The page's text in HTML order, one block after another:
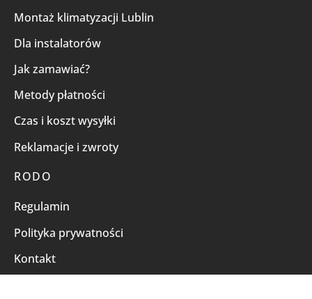
Montaż klimatyzacji Lublin
Dla instalatorów
Jak zamawiać?
Metody płatności
Czas i koszt wysyłki
Reklamacje i zwroty
RODO
Regulamin
Polityka prywatności
Kontakt